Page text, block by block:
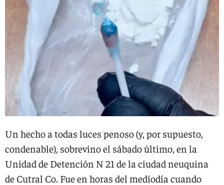
Un hecho a todas luces penoso (y, por supuesto,
condenable), sobrevino el sábado último, en la
Unidad de Detención N 21 de la ciudad neuquina
de Cutral Co. Fue en horas del mediodía cuando